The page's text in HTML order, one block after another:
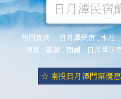
熱門查詢： 日月潭民宿 水社,
便宜 露營 面湖 日月潭住
☆ 南投日月潭門票優